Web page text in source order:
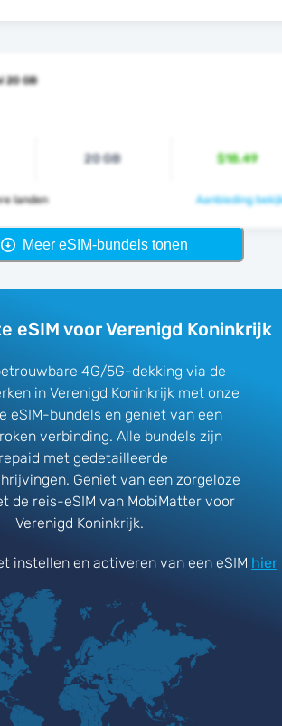
20 GB
20 GB $18.49
landen Aanbieding
Meer eSIM-bundels tonen
eSIM voor Verenigd Koninkrijk
4G/5G-dekking via de
in Verenigd Koninkrijk met onze
eSIM-bundels en geniet van een
verbinding. Alle bundels zijn
met gedetailleerde
Geniet van een zorgeloze
de reis-eSIM van MobiMatter voor
Verenigd Koninkrijk.
instellen en activeren van een eSIM hier